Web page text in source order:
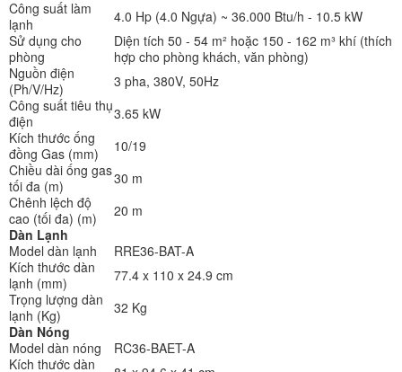
Công suất làm
lạnh
4.0 Hp (4.0 Ngựa) ~ 36.000 Btu/h - 10.5 kW
Sử dụng cho
phòng
Diện tích 50 - 54 m² hoặc 150 - 162 m³ khí (thích
hợp cho phòng khách, văn phòng)
Nguồn điện
(Ph/V/Hz)
3 pha, 380V, 50Hz
Công suất tiêu thụ
điện
3.65 kW
Kích thước ống
đồng Gas (mm)
10/19
Chiều dài ống gas
tối đa (m)
30 m
Chênh lệch độ
cao (tối đa) (m)
20 m
Dàn Lạnh
Model dàn lạnh
RRE36-BAT-A
Kích thước dàn
lạnh (mm)
77.4 x 110 x 24.9 cm
Trọng lượng dàn
lạnh (Kg)
32 Kg
Dàn Nóng
Model dàn nóng
RC36-BAET-A
Kích thước dàn